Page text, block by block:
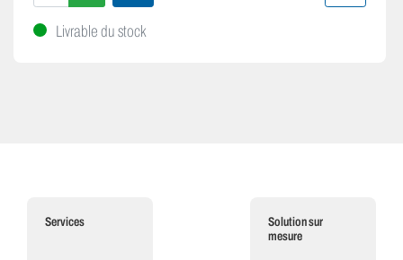
Livrable du stock
Services
Solution sur
mesure